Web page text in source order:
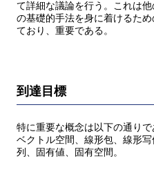
て詳細な議論を行う。これは
の基礎的手法を身に着けるた
ており、重要である。
到達目標
特に重要な概念は以下の通りで
ベクトル空間、線形包、線形
列、固有値、固有空間。